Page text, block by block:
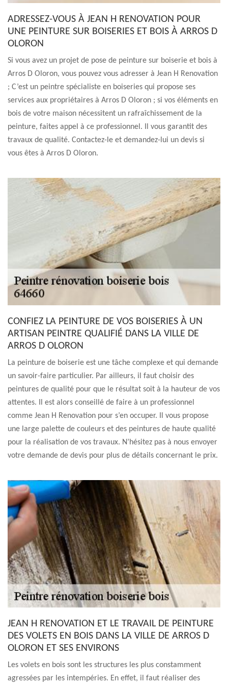
ADRESSEZ-VOUS À JEAN H RENOVATION POUR
UNE PEINTURE SUR BOISERIES ET BOIS À ARROS D
OLORON
Si vous avez un projet de pose de peinture sur boiserie et bois à
Arros D Oloron, vous pouvez vous adresser à Jean H Renovation
; C’est un peintre spécialiste en boiseries qui propose ses
services aux propriétaires à Arros D Oloron ; si vos éléments en
bois de votre maison nécessitent un rafraîchissement de la
peinture, faites appel à ce professionnel. Il vous garantit des
travaux de qualité. Contactez-le et demandez-lui un devis si
vous êtes à Arros D Oloron.
CONFIEZ LA PEINTURE DE VOS BOISERIES À UN
ARTISAN PEINTRE QUALIFIÉ DANS LA VILLE DE
ARROS D OLORON
La peinture de boiserie est une tâche complexe et qui demande
un savoir-faire particulier. Par ailleurs, il faut choisir des
peintures de qualité pour que le résultat soit à la hauteur de vos
attentes. Il est alors conseillé de faire à un professionnel
comme Jean H Renovation pour s’en occuper. Il vous propose
une large palette de couleurs et des peintures de haute qualité
pour la réalisation de vos travaux. N’hésitez pas à nous envoyer
votre demande de devis pour plus de détails concernant le prix.
JEAN H RENOVATION ET LE TRAVAIL DE PEINTURE
DES VOLETS EN BOIS DANS LA VILLE DE ARROS D
OLORON ET SES ENVIRONS
Les volets en bois sont les structures les plus constamment
agressées par les intempéries. En effet, il faut réaliser des